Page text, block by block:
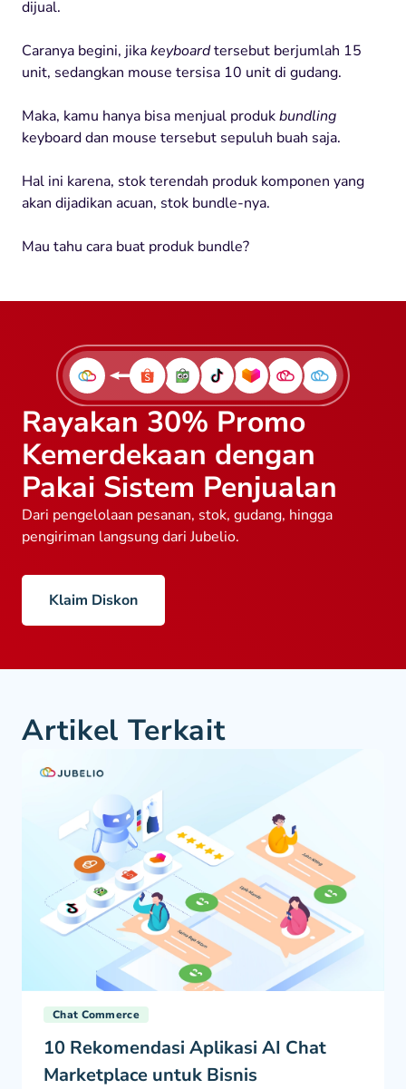
dijual.
Caranya begini, jikakeyboardtersebut berjumlah 15
unit, sedangkan mouse tersisa 10 unit di gudang.
Maka, kamu hanya bisa menjual produkbundling
keyboard dan mouse tersebut sepuluh buah saja.
Hal ini karena, stokterendah produk komponen yang
akan dijadikan acuan, stok bundle-nya.
Mau tahu cara buat produk bundle?
Rayakan 30% Promo
Kemerdekaan dengan
Pakai Sistem Penjualan
Dari pengelolaan pesanan, stok, gudang, hingga
pengiriman langsung dari Jubelio.
Klaim Diskon
Artikel Terkait
Chat Commerce
10 Rekomendasi Aplikasi AI Chat
Marketplace untuk Bisnis